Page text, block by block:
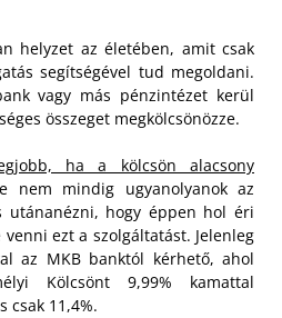
helyzet az életében, amit csak
segítségével tud megoldani.
vagy más pénzintézet kerül
összeget megkölcsönözze.
ha a kölcsön alacsony
nem mindig ugyanolyanok az
utánanézni, hogy éppen hol éri
ezt a szolgáltatást. Jelenleg
az MKB banktól kérhető, ahol
Kölcsönt 9,99% kamattal
csak 11,4%.